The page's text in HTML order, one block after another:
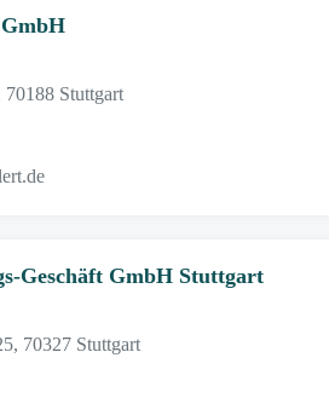
Stuttgart
Geschäft GmbH Stuttgart
70327 Stuttgart